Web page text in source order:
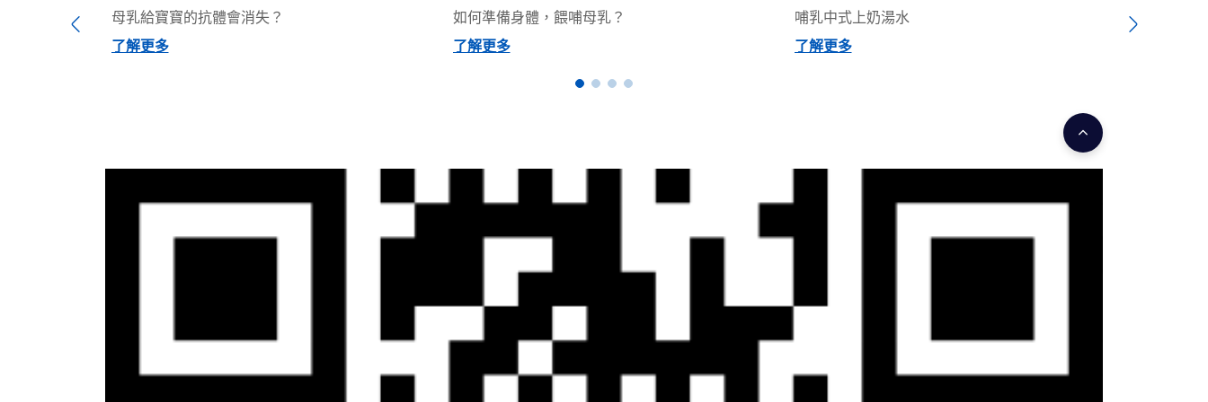
Previous
母乳給寶寶的抗體會消失？
了解更多
如何準備身體，餵哺母乳？
了解更多
哺乳中式上奶湯水
了解更多
上班媽媽